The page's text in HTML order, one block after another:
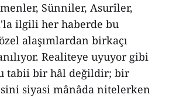
Sünniler, Asurîler,
ilgili her haberde bu
alaşımlardan birkaçı
Realiteye uyuyor gibi
tabii bir hâl değildir; bir
siyasi mânâda nitelerken